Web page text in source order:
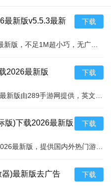
最新版v5.5.3最新
下载
2026最新版
下载
版)下载2026最新版
下载
)最新版去广告
下载